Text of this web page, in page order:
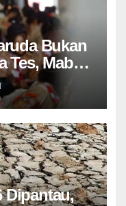
Bukan
Tes, Mabes
2025
Dipantau,